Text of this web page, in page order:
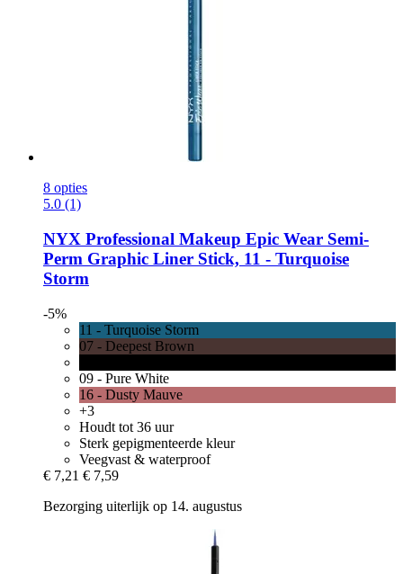
8 opties
5.0 (1)
NYX Professional Makeup Epic Wear Semi-​
Perm Graphic Liner Stick, 11 -​ Turquoise
Storm
-5%
11 - Turquoise Storm
07 - Deepest Brown
09 - Pure White
16 - Dusty Mauve
+3
Houdt tot 36 uur
Sterk gepigmenteerde kleur
Veegvast & waterproof
€ 7,21 € 7,59
Bezorging uiterlijk op 14. augustus